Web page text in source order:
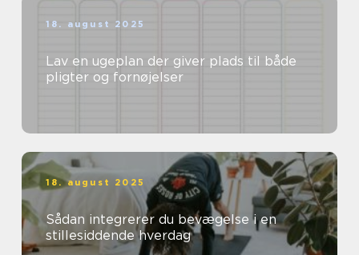
18. august 2025
Lav en ugeplan der giver plads til både
pligter og fornøjelser
18. august 2025
Sådan integrerer du bevægelse i en
stillesiddende hverdag